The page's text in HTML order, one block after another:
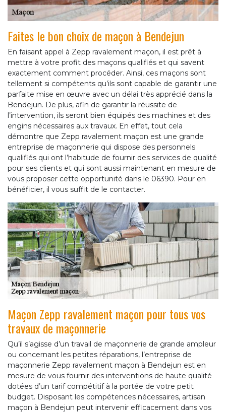
Faites le bon choix de maçon à Bendejun
En faisant appel à Zepp ravalement maçon, il est prêt à
mettre à votre profit des maçons qualifiés et qui savent
exactement comment procéder. Ainsi, ces maçons sont
tellement si compétents qu’ils sont capable de garantir une
parfaite mise en œuvre avec un délai très apprécié dans la
Bendejun. De plus, afin de garantir la réussite de
l’intervention, ils seront bien équipés des machines et des
engins nécessaires aux travaux. En effet, tout cela
démontre que Zepp ravalement maçon est une grande
entreprise de maçonnerie qui dispose des personnels
qualifiés qui ont l’habitude de fournir des services de qualité
pour ses clients et qui sont aussi maintenant en mesure de
vous proposer cette opportunité dans le 06390. Pour en
bénéficier, il vous suffit de le contacter.
Maçon Zepp ravalement maçon pour tous vos
travaux de maçonnerie
Qu’il s’agisse d’un travail de maçonnerie de grande ampleur
ou concernant les petites réparations, l’entreprise de
maçonnerie Zepp ravalement maçon à Bendejun est en
mesure de vous fournir des interventions de haute qualité
dotées d’un tarif compétitif à la portée de votre petit
budget. Disposant les compétences nécessaires, artisan
maçon à Bendejun peut intervenir efficacement dans vos